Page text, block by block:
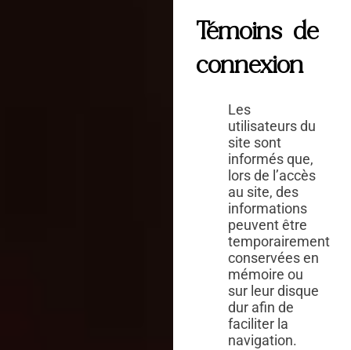
Témoins de
connexion
Les
utilisateurs du
site sont
informés que,
lors de l’accès
au site, des
informations
peuvent être
temporairement
conservées en
mémoire ou
sur leur disque
dur afin de
faciliter la
navigation.